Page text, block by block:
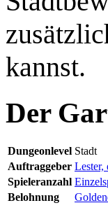
kannst.
Der
Dungeonlevel Stadt
Auftraggeber Lester,
Spieleranzahl
Belohnung